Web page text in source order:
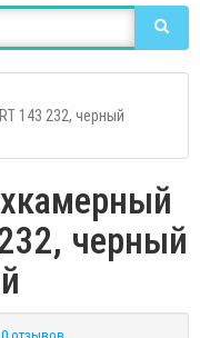
143 232, черный
черный